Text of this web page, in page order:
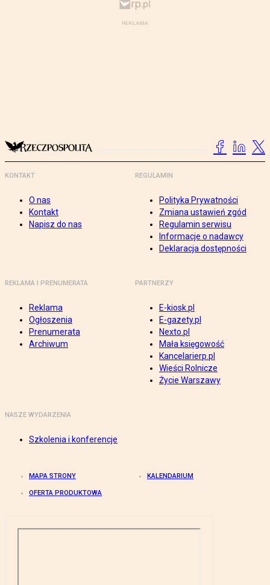
KONTAKT
O nas
Kontakt
Napisz do nas
REGULAMIN
Polityka Prywatności
Zmiana ustawień zgód
Regulamin serwisu
Informacje o nadawcy
Deklaracja dostępności
REKLAMA I PRENUMERATA
Reklama
Ogłoszenia
Prenumerata
Archiwum
PARTNERZY
E-kiosk.pl
E-gazety.pl
Nexto.pl
Mała księgowość
Kancelarierp.pl
Wieści Rolnicze
Życie Warszawy
NASZE WYDARZENIA
Szkolenia i konferencje
MAPA STRONY KALENDARIUM
OFERTA PRODUKTOWA